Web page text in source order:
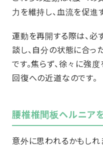
力を維持し、血流を促進
運動を再開する際は、必
談し、自分の状態に合っ
です。焦らず、徐々に強
回復への近道なのです。
腰椎椎間板ヘルニア
意外に思われるかもしれ